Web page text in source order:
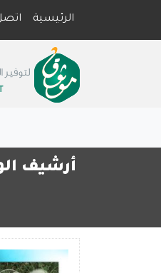
الرئيسية
أرشيف